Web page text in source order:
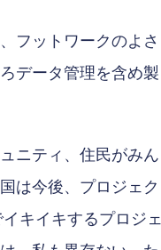
フットワークのよさ
データ管理を含め製
ニティ、住民がみん
は今後、プロジェク
キイキするプロジェ